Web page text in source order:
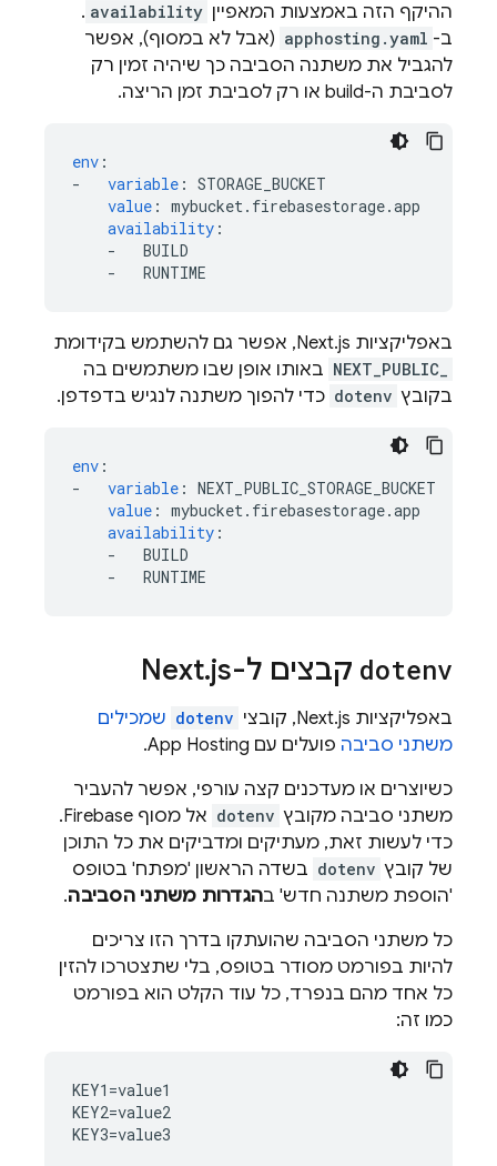
ההיקף הזה באמצעות המאפיין availability
.
ב- apphosting.yaml (אבל לא במסוף), אפשר
להגביל את משתנה הסביבה כך שיהיה זמין רק
לסביבת ה-build או רק לסביבת זמן הריצה.
env :
-
variable : STORAGE_BUCKET
value : mybucket.firebasestorage.app
availability :
-
BUILD
-
RUNTIME
באפליקציות Next.js, אפשר גם להשתמש בקידומת
NEXT_PUBLIC_ באותו אופן שבו משתמשים בה
בקובץ dotenv כדי להפוך משתנה לנגיש בדפדפן.
env :
-
variable : NEXT_PUBLIC_STORAGE_BUCKET
value : mybucket.firebasestorage.app
availability :
-
BUILD
-
RUNTIME
dotenv קבצים ל-Next .js
באפליקציות Next.js, קובצי dotenv שמכילים
משתני סביבה פועלים עם App Hosting.
כשיוצרים או מעדכנים קצה עורפי, אפשר להעביר
משתני סביבה מקובץ dotenv אל מסוף Firebase
.
כדי לעשות זאת, מעתיקים ומדביקים את כל התוכן
של קובץ dotenv בשדה הראשון 'מפתח' בטופס
'הוספת משתנה חדש' בהגדרות משתני הסביבה.
כל משתני הסביבה שהועתקו בדרך הזו צריכים
להיות בפורמט מסודר בטופס, בלי שתצטרכו להזין
כל אחד מהם בנפרד, כל עוד הקלט הוא בפורמט
כמו זה:
KEY1=value1
KEY2=value2